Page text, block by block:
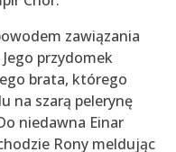
zawiązania
przydomek
brata, którego
na szarą pelerynę
niedawna Einar
Rony meldując